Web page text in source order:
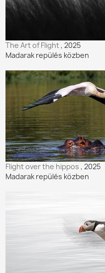
The Art of Flight, 2025
Madarak repülés közben
Flight over the hippos, 2025
Madarak repülés közben